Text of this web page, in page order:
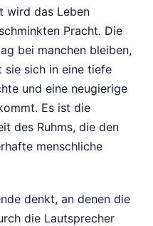
wird das Leben
Pracht. Die
bei manchen bleiben,
sie sich in eine tiefe
und eine neugierige
Es ist die
des Ruhms, die den
menschliche
denkt, an denen die
die Lautsprecher